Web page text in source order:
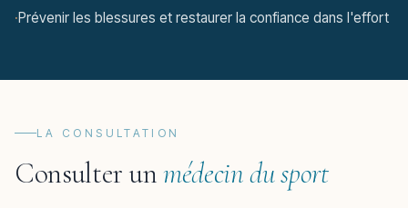
·Prévenir les blessures et restaurer la confiance dans l'effort
LA CONSULTATION
Consulter unmédecin du sport